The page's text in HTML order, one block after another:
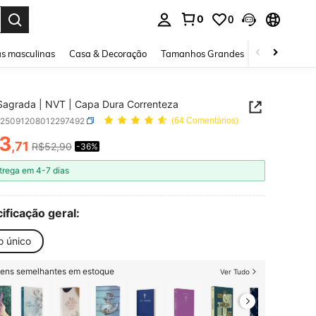
0 0
masculinas Casa & Decoração Tamanhos Grandes Joias e
| NVT | Capa Dura Correnteza
(64 Comentários)
AND AVAILABILITY
,71 R$52,90 -36%
em 4-7 dias
geral:
único
semelhantes em estoque Ver Tudo